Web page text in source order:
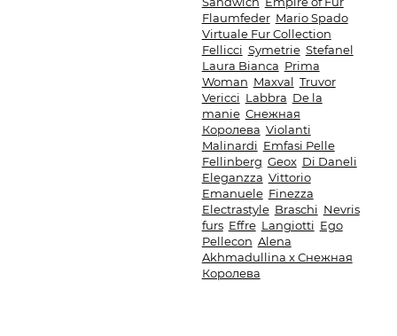
Flaumfeder Mario Spado
Virtuale Fur Collection
Fellicci Symetrie Stefanel
Laura Bianca Prima
Woman Maxval Truvor
Vericci Labbra De la
manie Снежная
Королева Violanti
Malinardi Emfasi Pelle
Fellinberg Geox Di Daneli
Eleganzza Vittorio
Emanuele Finezza
Electrastyle Braschi Nevris
furs Effre Langiotti Ego
Pellecon Alena
Akhmadullina x Снежная
Королева